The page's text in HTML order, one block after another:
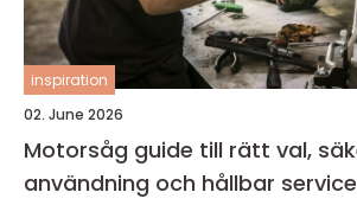
inspiration
02. June 2026
Motorsåg guide till rätt val, säker
användning och hållbar service